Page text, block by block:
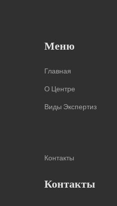
Меню
Главная
О Центре
Виды Экспертиз
Контакты
Контакты